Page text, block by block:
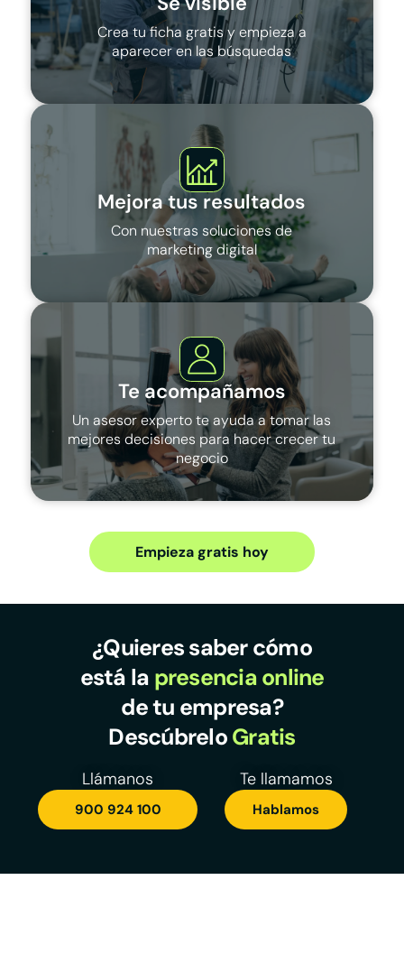
Crea tu ficha gratis y empieza a
aparecer en las búsquedas
Mejora tus resultados
Con nuestras soluciones de
marketing digital
Te acompañamos
Un asesor experto te ayuda a tomar las
mejores decisiones para hacer crecer tu
negocio
Empieza gratis hoy
¿Quieres saber cómo
está la presencia online
de tu empresa?
DescúbreloGratis
Llámanos
900 924 100
Te llamamos
Hablamos